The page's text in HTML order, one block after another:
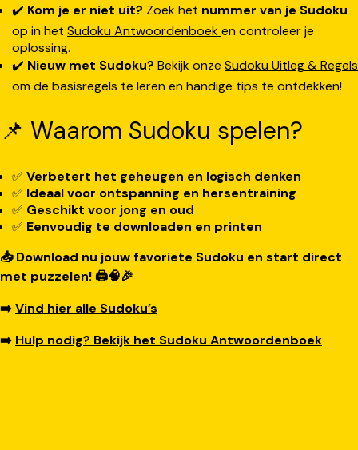
✔️ Kom je er niet uit? Zoek het nummer van je Sudoku
op in het Sudoku Antwoordenboeken controleer je
oplossing.
✔️ Nieuw met Sudoku? Bekijk onze Sudoku Uitleg & Regels
om de basisregels te leren en handige tips te ontdekken!
📌 Waarom Sudoku spelen?
✅ Verbetert het geheugen en logisch denken
✅ Ideaal voor ontspanning en hersentraining
✅ Geschikt voor jong en oud
✅ Eenvoudig te downloaden en printen
📥 Download nu jouw favoriete Sudoku en start direct
met puzzelen! 🖨️🧠🎉
➡️Vind hier alle Sudoku’s
➡️ Hulp nodig? Bekijk het Sudoku Antwoordenboek